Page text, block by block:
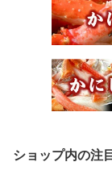
ショップ内の注